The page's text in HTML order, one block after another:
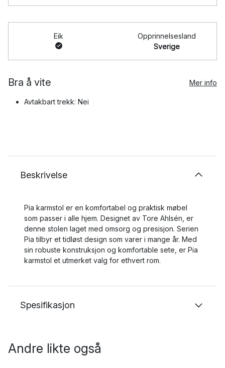
Eik
Opprinnelsesland
Sverige
Bra å vite Mer info
Avtakbart trekk: Nei
Beskrivelse
Pia karmstol er en komfortabel og praktisk møbel
som passer i alle hjem. Designet av Tore Ahlsén, er
denne stolen laget med omsorg og presisjon. Serien
Pia tilbyr et tidløst design som varer i mange år. Med
sin robuste konstruksjon og komfortable sete, er Pia
karmstol et utmerket valg for ethvert rom.
Spesifikasjon
Andre likte også